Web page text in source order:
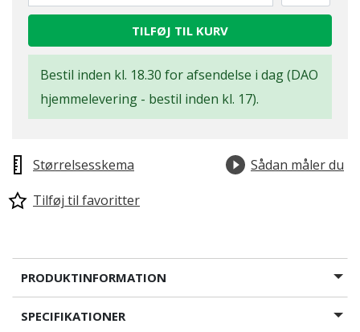
TILFØJ TIL KURV
Bestil inden kl. 18.30 for afsendelse i dag (DAO
hjemmelevering - bestil inden kl. 17).
Størrelsesskema
Sådan måler du
Tilføj til favoritter
PRODUKTINFORMATION
SPECIFIKATIONER